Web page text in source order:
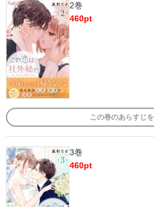
2巻
460pt
この巻のあらすじを
3巻
460pt